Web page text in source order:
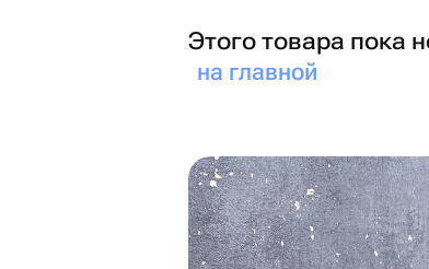
Этого товара пока
на главной